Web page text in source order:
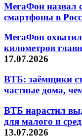
МегаФон назвал
смартфоны в
МегаФон
километров
17.07.2026
ВТБ: заёмщики
частные дома,
ВТБ нарастил
для малого и
13.07.2026